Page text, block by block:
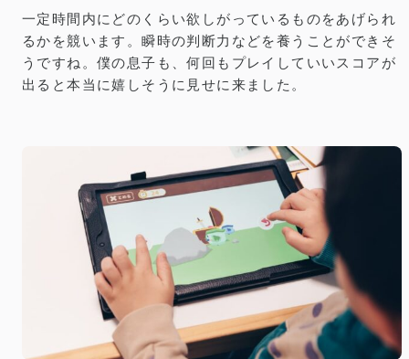
一定時間内にどのくらい欲しがっているものをあげられ
るかを競います。瞬時の判断力などを養うことができそ
うですね。僕の息子も、何回もプレイしていいスコアが
出ると本当に嬉しそうに見せに来ました。